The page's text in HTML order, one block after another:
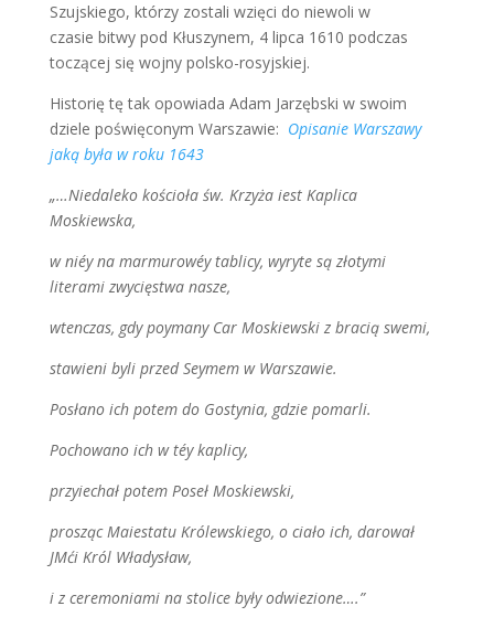
Szujskiego, którzy zostali wzięci do niewoli w
czasie bitwy pod Kłuszynem, 4 lipca 1610 podczas
toczącej się wojny polsko-rosyjskiej.
Historię tę tak opowiada Adam Jarzębski w swoim
dziele poświęconym Warszawie: Opisanie Warszawy
jaką była w roku 1643
„…Niedaleko kościoła św. Krzyża iest Kaplica
Moskiewska,
w niéy na marmurowéy tablicy, wyryte są złotymi
literami zwycięstwa nasze,
wtenczas, gdy poymany Car Moskiewski z bracią swemi,
stawieni byli przed Seymem w Warszawie.
Posłano ich potem do Gostynia, gdzie pomarli.
Pochowano ich w téy kaplicy,
przyiechał potem Poseł Moskiewski,
prosząc Maiestatu Królewskiego, o ciało ich, darował
JMći Król Władysław,
i z ceremoniami na stolice były odwiezione….”